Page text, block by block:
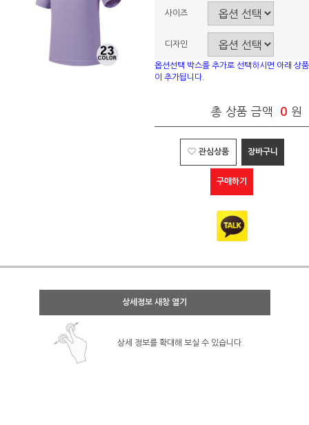
사이즈
디자인
옵션선택 박스를 추가로 선택하시면 아래 상품
이 추가됩니다.
총 상품 금액 0 원
관심상품 장바구니
구매하기
상세정보 새창 열기
상세 정보를 확대해 보실 수 있습니다.